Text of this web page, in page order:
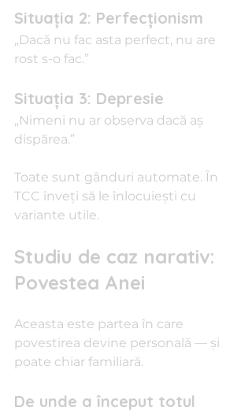
Situația 2: Perfecționism
„Dacă nu fac asta perfect, nu are
rost s-o fac.”
Situația 3: Depresie
„Nimeni nu ar observa dacă aș
dispărea.”
Toate sunt gânduri automate. În
TCC înveți să le înlocuiești cu
variante utile.
Studiu de caz narativ:
Povestea Anei
Aceasta este partea în care
povestirea devine personală — și
poate chiar familiară.
De unde a început totul